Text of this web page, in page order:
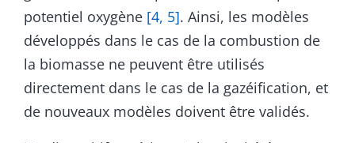
potentiel oxygène [4, 5]. Ainsi, les modèles
développés dans le cas de la combustion de
la biomasse ne peuvent être utilisés
directement dans le cas de la gazéification, et
de nouveaux modèles doivent être validés.